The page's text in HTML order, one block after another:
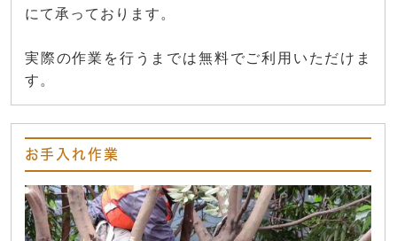
にて承っております。
実際の作業を行うまでは無料でご利用いただけま
す。
お手入れ作業